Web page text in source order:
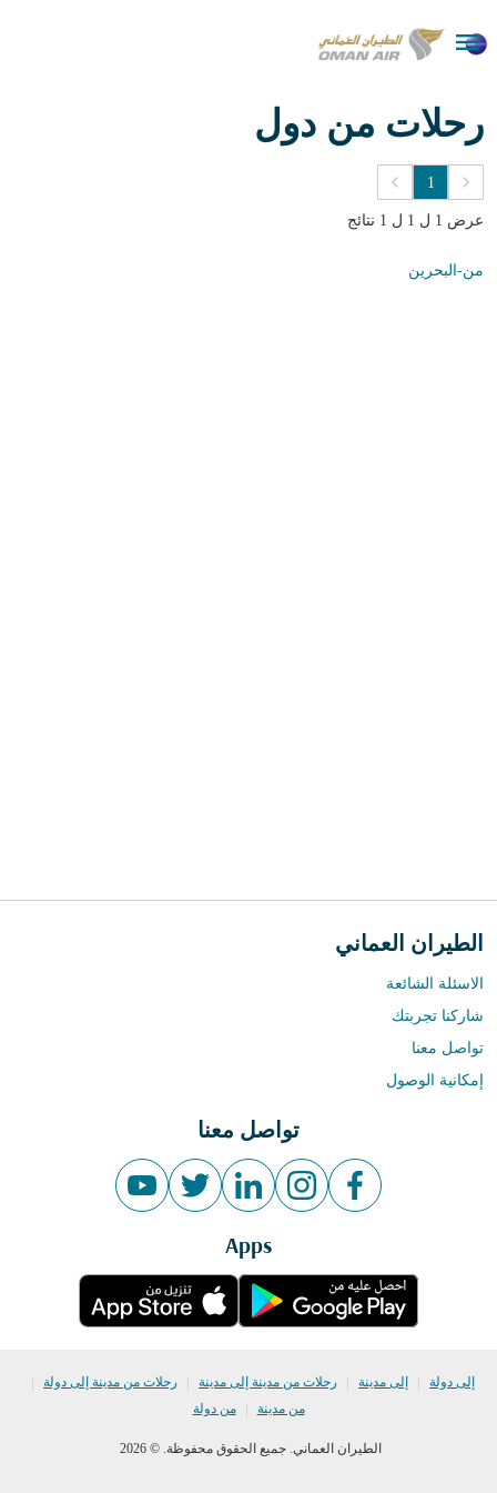

رحلات من دول
keyboard_arrow_right
1
keyboard_arrow_left
عرض 1 ل 1 ل 1 نتائج
من-البحرين
الطيران العماني
الاسئلة الشائعة
شاركنا تجربتك
تواصل معنا
إمكانية الوصول
تواصل معنا
Apps
إلى دولة | إلى مدينة | رحلات من مدينة إلى مدينة | رحلات من مدينة إلى دولة
|
من مدينة
| من دولة
الطيران العماني. جميع الحقوق محفوظة. © 2026